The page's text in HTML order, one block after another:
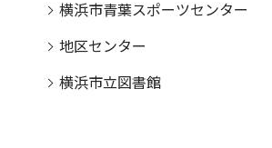
横浜市青葉スポーツセンター
地区センター
横浜市立図書館